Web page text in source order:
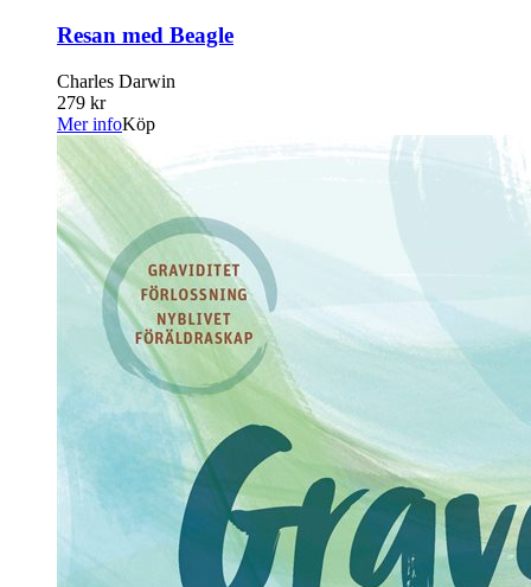
Resan med Beagle
Charles Darwin
279 kr
Mer infoKöp